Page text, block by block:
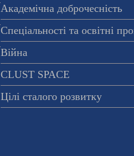
Академічна доброчесність
Спеціальності та освітні
Війна
CLUST SPACE
Цілі сталого розвитку